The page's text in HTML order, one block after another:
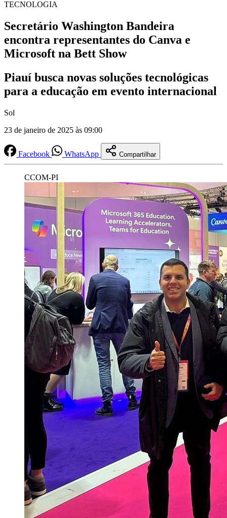
TECNOLOGIA
Secretário Washington Bandeira
encontra representantes do Canva e
Microsoft na Bett Show
Piauí busca novas soluções tecnológicas
para a educação em evento internacional
Sol
23 de janeiro de 2025 às 09:00
Facebook WhatsApp Compartilhar
CCOM-PI